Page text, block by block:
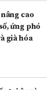
cao
ứng phó
già hóa